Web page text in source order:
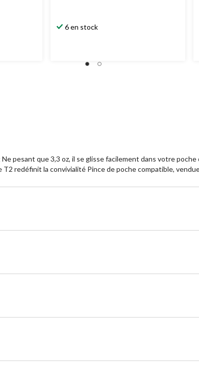
6 en stock
pesant que 3,3 oz, il se glisse facilement dans votre
redéfinit la convivialité Pince de poche compatible,